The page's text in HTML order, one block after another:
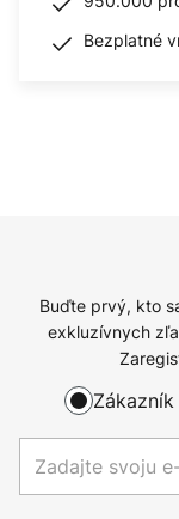
Bezplatné
Buďte prvý, kto
exkluzívnych